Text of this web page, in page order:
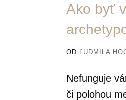
Ako byť
OD ĽUDMILA
Nefunguje
či polohou